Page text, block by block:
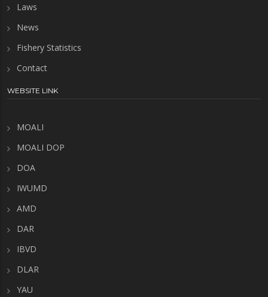
Laws
News
Fishery Statistics
Contact
WEBSITE LINK
MOALI
MOALI DOP
DOA
IWUMD
AMD
DAR
IBVD
DLAR
YAU